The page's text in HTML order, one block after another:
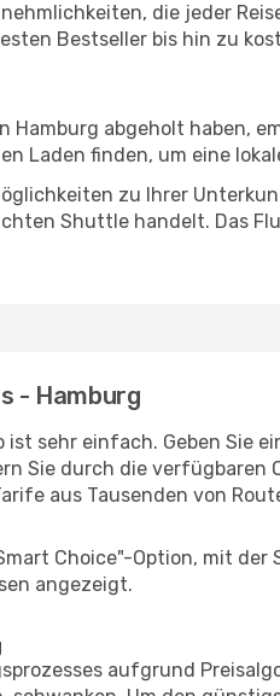
die jeder
Bestseller bis hin zu
Hamburg abgeholt haben,
Laden finden, um eine
zu Ihrer
Shuttle handelt. Das
- Hamburg
sehr einfach. Geben Sie
Sie durch die verfügbaren
aus Tausenden von
Choice"-Option, mit
angezeigt.
aufgrund